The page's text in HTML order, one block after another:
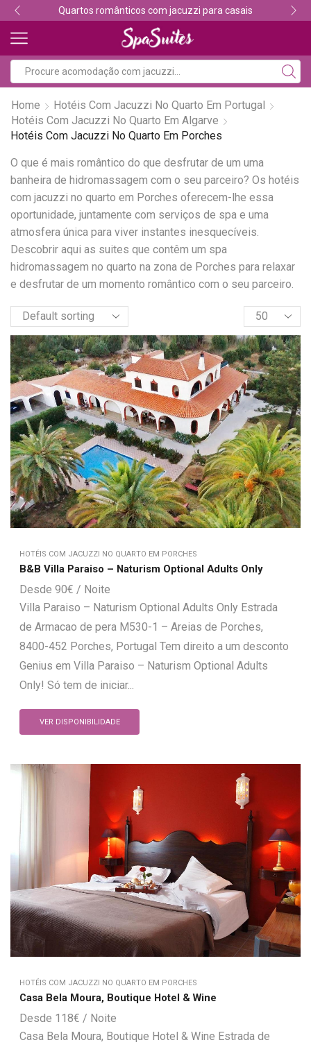
Quartos românticos com jacuzzi para casais
Home
Hotéis Com Jacuzzi No Quarto Em Portugal
Hotéis Com Jacuzzi No Quarto Em Algarve
Hotéis Com Jacuzzi No Quarto Em Porches
O que é mais romântico do que desfrutar de um uma
banheira de hidromassagem com o seu parceiro? Os hotéis
com jacuzzi no quarto em Porches oferecem-lhe essa
oportunidade, juntamente com serviços de spa e uma
atmosfera única para viver instantes inesquecíveis.
Descobrir aqui as suites que contêm um spa
hidromassagem no quarto na zona de Porches para relaxar
e desfrutar de um momento romântico com o seu parceiro.
HOTÉIS COM JACUZZI NO QUARTO EM PORCHES
B&B Villa Paraiso – Naturism Optional Adults Only
90€
Villa Paraiso – Naturism Optional Adults Only Estrada
de Armacao de pera M530-1 – Areias de Porches,
8400-452 Porches, Portugal Tem direito a um desconto
Genius em Villa Paraiso – Naturism Optional Adults
Only! Só tem de iniciar...
VER DISPONIBILIDADE
HOTÉIS COM JACUZZI NO QUARTO EM PORCHES
Casa Bela Moura, Boutique Hotel & Wine
118€
Casa Bela Moura, Boutique Hotel & Wine Estrada de